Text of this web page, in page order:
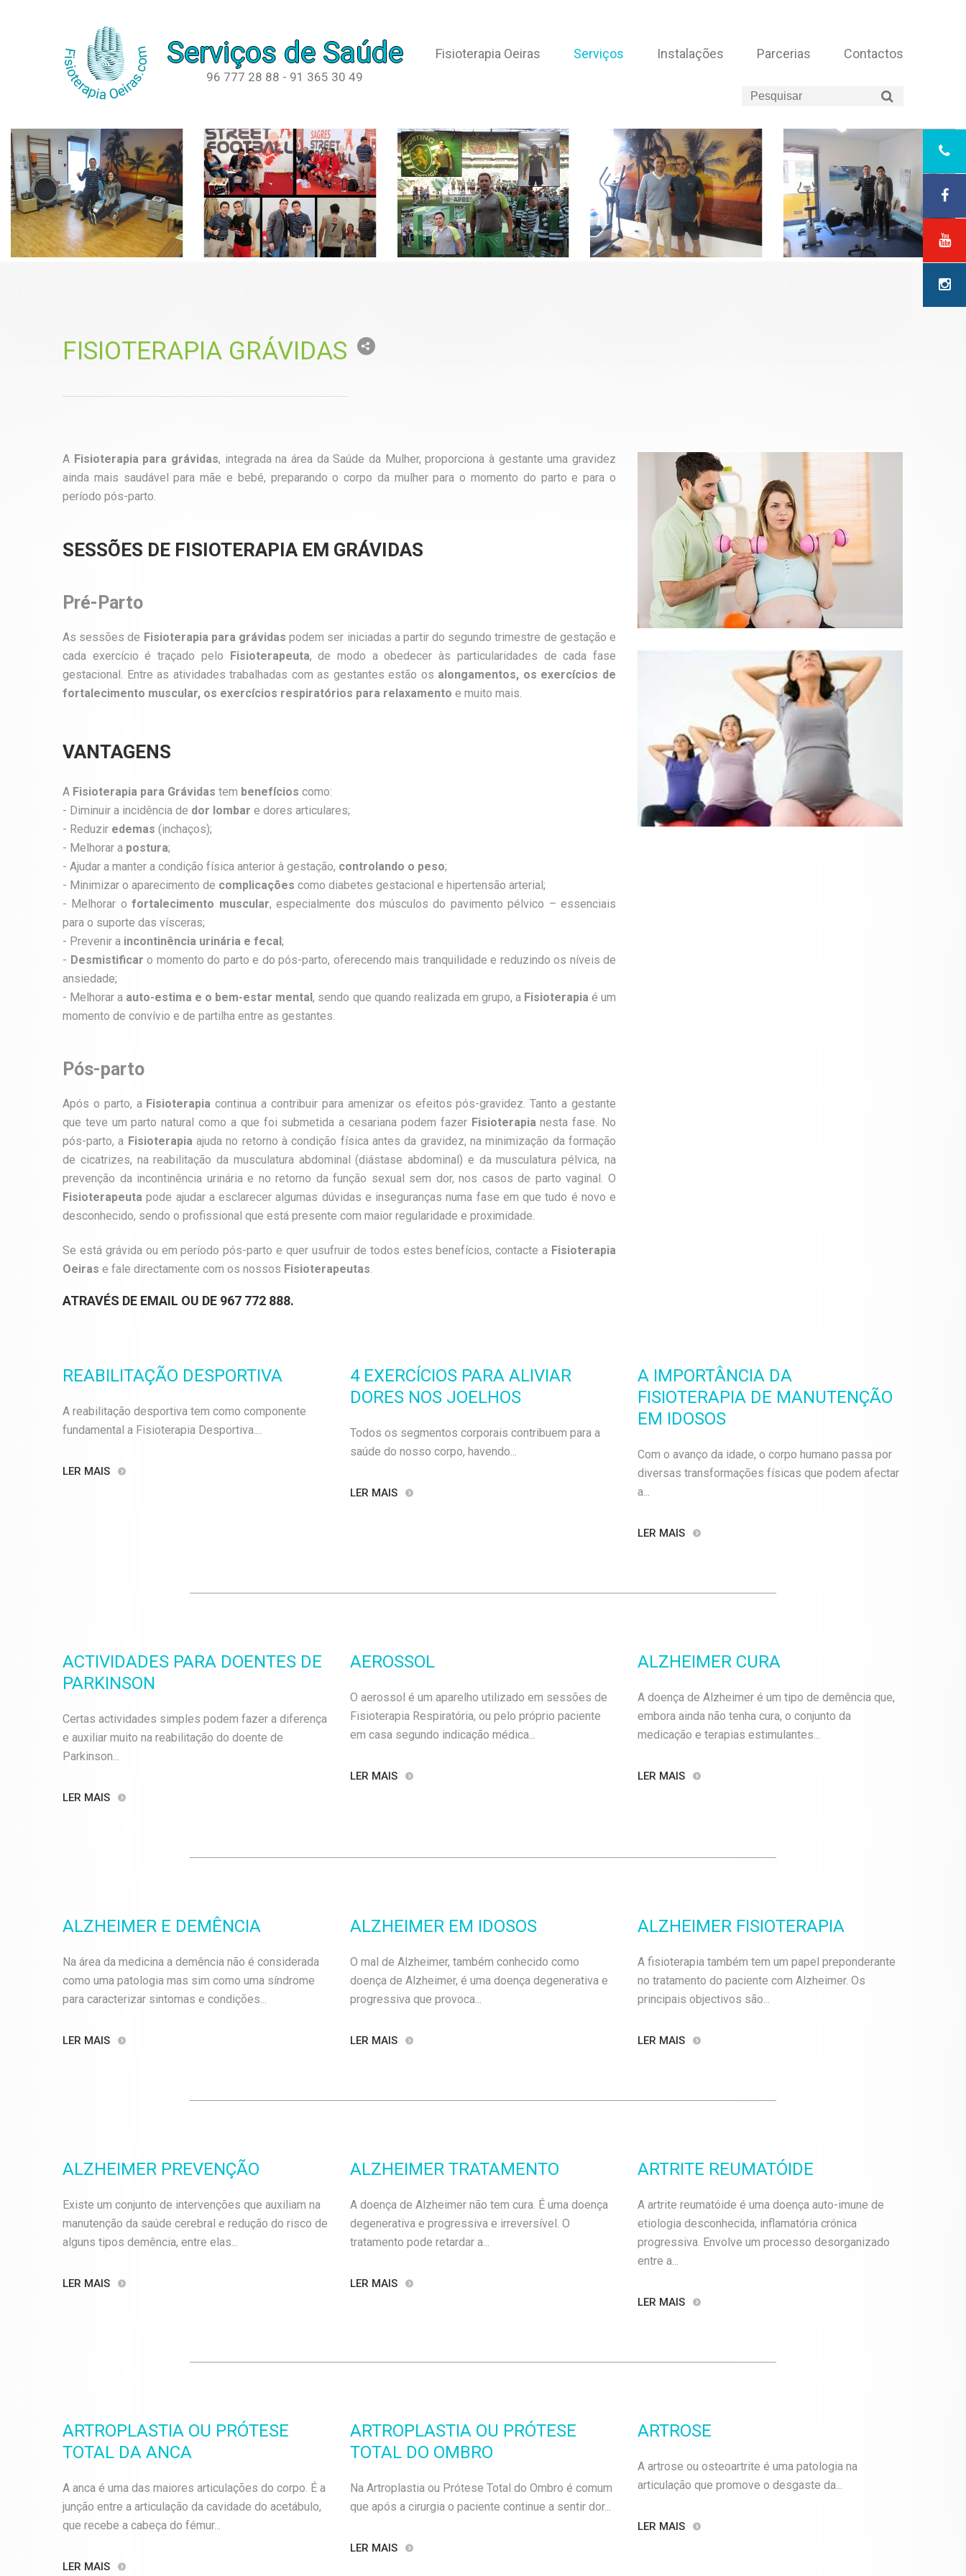
Serviços de Saúde
96 777 28 88 - 91 365 30 49
Fisioterapia Oeiras Serviços Instalações Parcerias Contactos
FISIOTERAPIA GRÁVIDAS
A Fisioterapia para grávidas, integrada na área da Saúde da Mulher, proporciona à gestante uma gravidez
ainda mais saudável para mãe e bebé, preparando o corpo da mulher para o momento do parto e para o
período pós-parto.
SESSÕES DE FISIOTERAPIA EM GRÁVIDAS
Pré-Parto
As sessões de Fisioterapia para grávidas podem ser iniciadas a partir do segundo trimestre de gestação e
cada exercício é traçado pelo
Fisioterapeuta, de modo a obedecer às particularidades de cada fase
gestacional. Entre as atividades trabalhadas com as gestantes estão os alongamentos, os exercícios de
fortalecimento muscular, os exercícios respiratórios para relaxamento e muito mais.
VANTAGENS
A Fisioterapia para Grávidas tem benefícios como:
- Diminuir a incidência de dor lombar e dores articulares;
- Reduzir edemas (inchaços);
- Melhorar a postura;
- Ajudar a manter a condição física anterior à gestação, controlando o peso;
- Minimizar o aparecimento de complicações como diabetes gestacional e hipertensão arterial;
- Melhorar ofortalecimento muscular, especialmente dos músculos do pavimento pélvico – essenciais
para o suporte das vísceras;
- Prevenir a incontinência urinária e fecal ;
- Desmistificar o momento do parto e do pós-parto, oferecendo mais tranquilidade e reduzindo os níveis de
ansiedade;
- Melhorar a auto-estima e o bem-estar mental, sendo que quando realizada em grupo, a Fisioterapia é um
momento de convívio e de partilha entre as gestantes.
Pós-parto
Após o parto, a Fisioterapia continua a contribuir para amenizar os efeitos pós-gravidez. Tanto a gestante
que teve um parto natural como a que foi submetida a cesariana podem fazer Fisioterapia nesta fase. No
pós-parto, a Fisioterapia ajuda no retorno à condição física antes da gravidez, na minimização da formação
de cicatrizes, na reabilitação da musculatura abdominal (diástase abdominal) e da musculatura pélvica, na
prevenção da incontinência urinária e no retorno da função sexual sem dor, nos casos de parto vaginal. O
Fisioterapeuta pode ajudar a esclarecer algumas dúvidas e inseguranças numa fase em que tudo é novo e
desconhecido, sendo o profissional que está presente com maior regularidade e proximidade.
Se está grávida ou em período pós-parto e quer usufruir de todos estes benefícios, contacte a Fisioterapia
Oeiras e fale directamente com os nossos Fisioterapeutas.
ATRAVÉS DE EMAIL OU DE 967 772 888.
REABILITAÇÃO DESPORTIVA
A reabilitação desportiva tem como componente
fundamental a Fisioterapia Desportiva....
LER MAIS
4 EXERCÍCIOS PARA ALIVIAR
DORES NOS JOELHOS
Todos os segmentos corporais contribuem para a
saúde do nosso corpo, havendo...
LER MAIS
A IMPORTÂNCIA DA
FISIOTERAPIA DE MANUTENÇÃO
EM IDOSOS
Com o avanço da idade, o corpo humano passa por
diversas transformações físicas que podem afectar
a...
LER MAIS
ACTIVIDADES PARA DOENTES DE
PARKINSON
Certas actividades simples podem fazer a diferença
e auxiliar muito na reabilitação do doente de
Parkinson...
LER MAIS
AEROSSOL
O aerossol é um aparelho utilizado em sessões de
Fisioterapia Respiratória, ou pelo próprio paciente
em casa segundo indicação médica...
LER MAIS
ALZHEIMER CURA
A doença de Alzheimer é um tipo de demência que,
embora ainda não tenha cura, o conjunto da
medicação e terapias estimulantes...
LER MAIS
ALZHEIMER E DEMÊNCIA
Na área da medicina a demência não é considerada
como uma patologia mas sim como uma síndrome
para caracterizar sintomas e condições...
LER MAIS
ALZHEIMER EM IDOSOS
O mal de Alzheimer, também conhecido como
doença de Alzheimer, é uma doença degenerativa e
progressiva que provoca...
LER MAIS
ALZHEIMER FISIOTERAPIA
A fisioterapia também tem um papel preponderante
no tratamento do paciente com Alzheimer. Os
principais objectivos são...
LER MAIS
ALZHEIMER PREVENÇÃO
Existe um conjunto de intervenções que auxiliam na
manutenção da saúde cerebral e redução do risco de
alguns tipos demência, entre elas...
LER MAIS
ALZHEIMER TRATAMENTO
A doença de Alzheimer não tem cura. É uma doença
degenerativa e progressiva e irreversível. O
tratamento pode retardar a...
LER MAIS
ARTRITE REUMATÓIDE
A artrite reumatóide é uma doença auto-imune de
etiologia desconhecida, inflamatória crónica
progressiva. Envolve um processo desorganizado
entre a...
LER MAIS
ARTROPLASTIA OU PRÓTESE
TOTAL DA ANCA
A anca é uma das maiores articulações do corpo. É a
junção entre a articulação da cavidade do acetábulo,
que recebe a cabeça do fémur...
LER MAIS
ARTROPLASTIA OU PRÓTESE
TOTAL DO OMBRO
Na Artroplastia ou Prótese Total do Ombro é comum
que após a cirurgia o paciente continue a sentir dor...
LER MAIS
ARTROSE
A artrose ou osteoartrite é uma patologia na
articulação que promove o desgaste da...
LER MAIS